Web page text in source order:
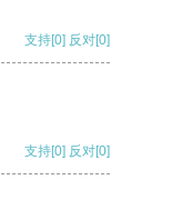
支持[0] 反对[0]
支持[0] 反对[0]